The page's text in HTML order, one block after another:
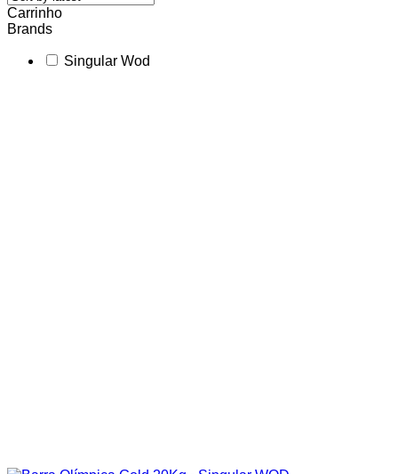
Carrinho
Brands
Singular Wod